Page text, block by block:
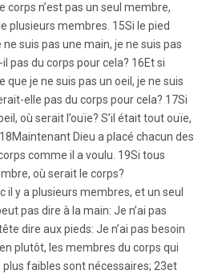
corps n’est pas un seul membre,
plusieurs membres. 15Si le pied
suis pas une main, je ne suis pas
pas du corps pour cela? 16Et si
que je ne suis pas un oeil, je ne suis
elle pas du corps pour cela? 17Si
où serait l’ouïe? S’il était tout ouïe,
Dieu a placé chacun des
comme il a voulu. 19Si tous
où serait le corps?
il y a plusieurs membres, et un seul
pas dire à la main: Je n’ai pas
dire aux pieds: Je n’ai pas besoin
plutôt, les membres du corps qui
faibles sont nécessaires; 23et